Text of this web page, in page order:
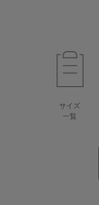
サイズ
一覧